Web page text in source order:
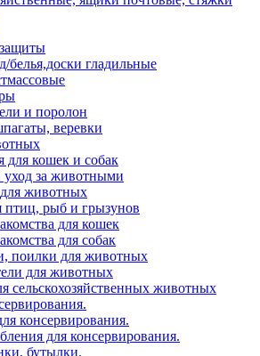
белья,доски гладильные
и поролон
веревки
кошек и собак
уход за животными
животных
птиц, рыб и грызунов
для кошек
для собак
поилки для животных
для животных
сельскохозяйственных животных
консервирования.
для консервирования.
бутылки.